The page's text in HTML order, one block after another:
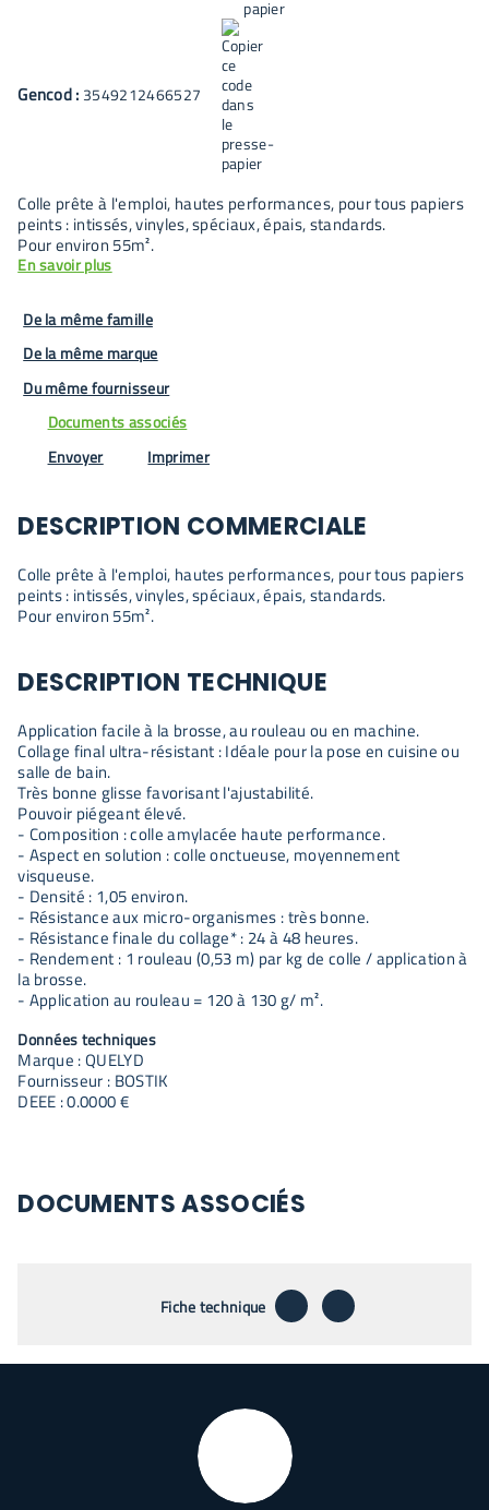
Gencod : 3549212466527
Colle prête à l'emploi, hautes performances, pour tous papiers
peints : intissés, vinyles, spéciaux, épais, standards.
Pour environ 55m².
En savoir plus
De la même famille
De la même marque
Du même fournisseur
Documents associés
Envoyer
Imprimer
DESCRIPTION COMMERCIALE
Colle prête à l'emploi, hautes performances, pour tous papiers
peints : intissés, vinyles, spéciaux, épais, standards.
Pour environ 55m².
DESCRIPTION TECHNIQUE
Application facile à la brosse, au rouleau ou en machine.
Collage final ultra-résistant : Idéale pour la pose en cuisine ou
salle de bain.
Très bonne glisse favorisant l'ajustabilité.
Pouvoir piégeant élevé.
- Composition : colle amylacée haute performance.
- Aspect en solution : colle onctueuse, moyennement
visqueuse.
- Densité : 1,05 environ.
- Résistance aux micro-organismes : très bonne.
- Résistance finale du collage* : 24 à 48 heures.
- Rendement : 1 rouleau (0,53 m) par kg de colle / application à
la brosse.
- Application au rouleau = 120 à 130 g/ m².
Données techniques
Marque : QUELYD
Fournisseur : BOSTIK
DEEE : 0.0000 €
DOCUMENTS ASSOCIÉS
Fiche technique téléchargerenvoyer par